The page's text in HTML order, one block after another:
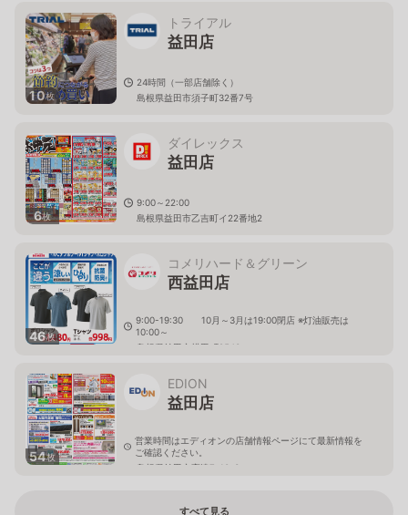
10枚
トライアル
益田店
24時間（一部店舗除く）
島根県益田市須子町32番7号
6枚
ダイレックス
益田店
9:00～22:00
島根県益田市乙吉町イ22番地2
46枚
コメリハード＆グリーン
西益田店
9:00-19:30 10月～3月は19:00閉店 ※灯油販売は
10:00～
島根県益田市横田町2543
54枚
EDION
益田店
営業時間はエディオンの店舗情報ページにて最新情報を
ご確認ください。
島根県益田市高津7-10-3
すべて見る